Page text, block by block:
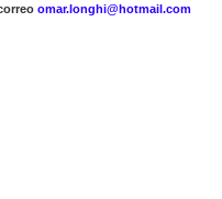
omar.longhi@hotmail.com